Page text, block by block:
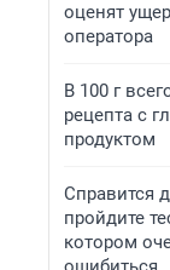
оценят
оператора
В 100 г
рецепта с
продуктом
Справится
пройдите
котором